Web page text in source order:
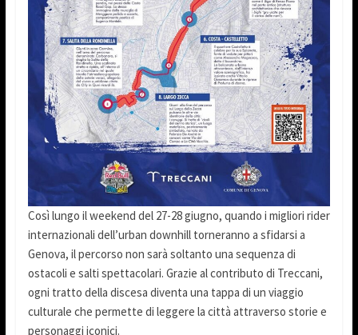
Così lungo il weekend del 27-28 giugno, quando i migliori rider
internazionali dell’urban downhill torneranno a sfidarsi a
Genova, il percorso non sarà soltanto una sequenza di
ostacoli e salti spettacolari. Grazie al contributo di Treccani,
ogni tratto della discesa diventa una tappa di un viaggio
culturale che permette di leggere la città attraverso storie e
personaggi iconici.